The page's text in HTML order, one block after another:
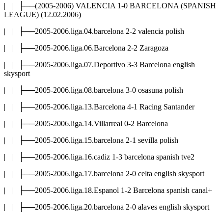
| | ├──(2005-2006) VALENCIA 1-0 BARCELONA (SPANISH
LEAGUE) (12.02.2006)
| | ├──2005-2006.liga.04.barcelona 2-2 valencia polish
| | ├──2005-2006.liga.06.Barcelona 2-2 Zaragoza
| | ├──2005-2006.liga.07.Deportivo 3-3 Barcelona english
skysport
| | ├──2005-2006.liga.08.barcelona 3-0 osasuna polish
| | ├──2005-2006.liga.13.Barcelona 4-1 Racing Santander
| | ├──2005-2006.liga.14.Villarreal 0-2 Barcelona
| | ├──2005-2006.liga.15.barcelona 2-1 sevilla polish
| | ├──2005-2006.liga.16.cadiz 1-3 barcelona spanish tve2
| | ├──2005-2006.liga.17.barcelona 2-0 celta english skysport
| | ├──2005-2006.liga.18.Espanol 1-2 Barcelona spanish canal+
| | ├──2005-2006.liga.20.barcelona 2-0 alaves english skysport